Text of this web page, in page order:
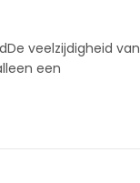
veelzijdigheid van
een